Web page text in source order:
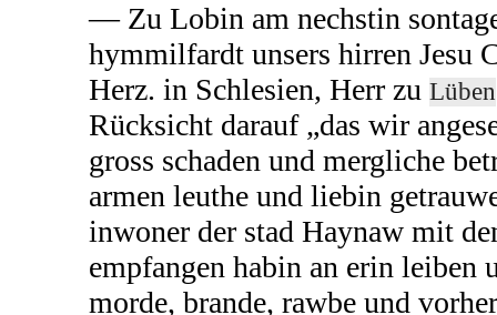
— Zu Lobin am nechstin
hymmilfardt unsers hirren Jesu
Herz. in Schlesien, Herr zu Lüben
Rücksicht darauf „das wir
gross schaden und mergliche
armen leuthe und liebin
inwoner der stad Haynaw mit
empfangen habin an erin leiben
morde, brande, rawbe und